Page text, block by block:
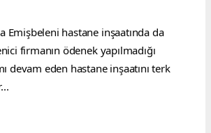
Emişbeleni hastane inşaatında da
firmanın ödenek yapılmadığı
devam eden hastane inşaatını terk